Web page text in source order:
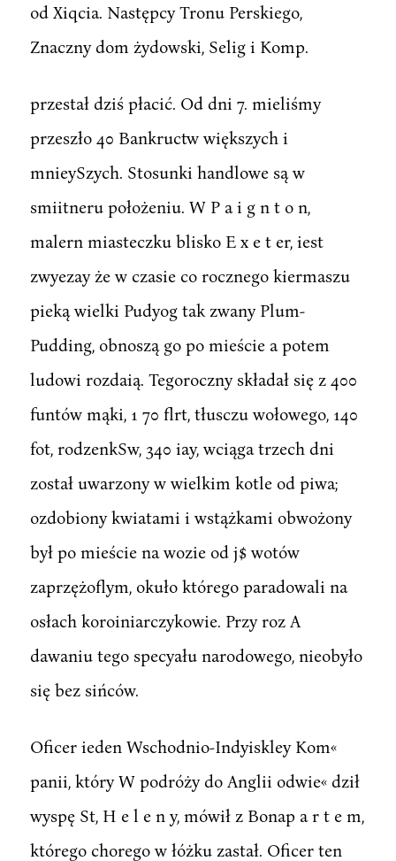
od Xiqcia. Następcy Tronu Perskiego,
Znaczny dom żydowski, Selig i Komp.
przestał dziś płacić. Od dni 7. mieliśmy
przeszło 40 Bankructw większych i
mnieySzych. Stosunki handlowe są w
smiitneru położeniu. W P a i g n t o n,
malern miasteczku blisko E x e t er, iest
zwyezay że w czasie co rocznego kiermaszu
pieką wielki Pudyog tak zwany Plum-
Pudding, obnoszą go po mieście a potem
ludowi rozdaią. Tegoroczny składał się z 400
funtów mąki, 1 70 flrt, tłusczu wołowego, 140
fot, rodzenkSw, 340 iay, wciąga trzech dni
został uwarzony w wielkim kotle od piwa;
ozdobiony kwiatami i wstążkami obwożony
był po mieście na wozie od j$ wotów
zaprzężoflym, okuło którego paradowali na
osłach koroiniarczykowie. Przy roz A
dawaniu tego specyału narodowego, nieobyło
się bez sińców.
Oficer ieden Wschodnio-Indyiskley Kom«
panii, który W podróży do Anglii odwie« dził
wyspę St, H e l e n y, mówił z Bonap a r t e m,
którego chorego w łóżku zastał. Oficer ten